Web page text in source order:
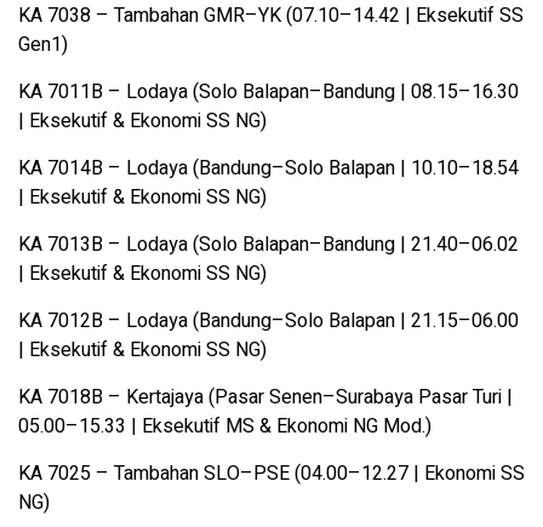
KA 7038 – Tambahan GMR–YK (07.10–14.42 | Eksekutif SS
Gen1)
KA 7011B – Lodaya (Solo Balapan–Bandung | 08.15–16.30
| Eksekutif & Ekonomi SS NG)
KA 7014B – Lodaya (Bandung–Solo Balapan | 10.10–18.54
| Eksekutif & Ekonomi SS NG)
KA 7013B – Lodaya (Solo Balapan–Bandung | 21.40–06.02
| Eksekutif & Ekonomi SS NG)
KA 7012B – Lodaya (Bandung–Solo Balapan | 21.15–06.00
| Eksekutif & Ekonomi SS NG)
KA 7018B – Kertajaya (Pasar Senen–Surabaya Pasar Turi |
05.00–15.33 | Eksekutif MS & Ekonomi NG Mod.)
KA 7025 – Tambahan SLO–PSE (04.00–12.27 | Ekonomi SS
NG)